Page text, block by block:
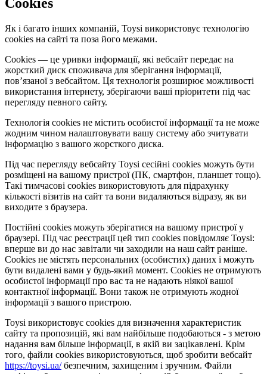
Як і багато інших компаній, Toysi використовує технологію
cookies на сайті та поза його межами.
Cookies — це уривки інформації, які вебсайт передає на
жорсткий диск споживача для зберігання інформації,
пов’язаної з вебсайтом. Ця технологія розширює можливості
використання інтернету, зберігаючи ваші пріоритети під час
перегляду певного сайту.
Технологія cookies не містить особистої інформації та не може
жодним чином налаштовувати вашу систему або зчитувати
інформацію з вашого жорсткого диска.
Під час перегляду вебсайту Toysi сесійні cookies можуть бути
розміщені на вашому пристрої (ПК, смартфон, планшет тощо).
Такі тимчасові cookies використовують для підрахунку
кількості візитів на сайт та вони видаляються відразу, як ви
виходите з браузера.
Постійні cookies можуть зберігатися на вашому пристрої у
браузері. Під час реєстрації цей тип cookies повідомляє Toysi:
вперше ви до нас завітали чи заходили на наш сайт раніше.
Cookies не містять персональних (особистих) даних і можуть
бути видалені вами у будь-який момент. Сookies не отримують
особистої інформації про вас та не надають ніякої вашої
контактної інформації. Вони також не отримують жодної
інформації з вашого пристрою.
Toysi використовує cookies для визначення характеристик
сайту та пропозицій, які вам найбільше подобаються - з метою
надання вам більше інформації, в якій ви зацікавлені. Крім
того, файли cookies використовуються, щоб зробити вебсайт
https://toysi.ua/безпечним, захищеним і зручним. Файли